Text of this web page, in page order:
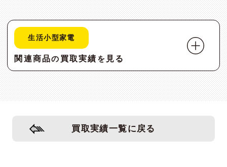
生活小型家電
関連商品の 買取実績 を 見る
買取実績一覧に戻る